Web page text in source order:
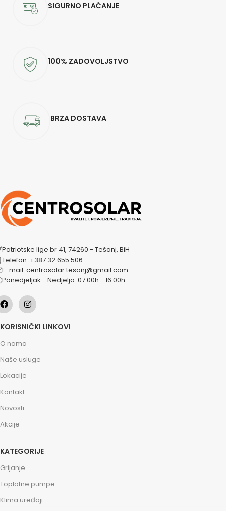
SIGURNO PLAĆANJE
100% ZADOVOLJSTVO
BRZA DOSTAVA
Patriotske lige br 41, 74260 - Tešanj, BiH
Telefon: +387 32 655 506
E-mail: centrosolar.tesanj@gmail.com
Ponedjeljak - Nedjelja: 07:00h - 16:00h
KORISNIČKI LINKOVI
O nama
Naše usluge
Lokacije
Kontakt
Novosti
Akcije
KATEGORIJE
Grijanje
Toplotne pumpe
Klima uređaji